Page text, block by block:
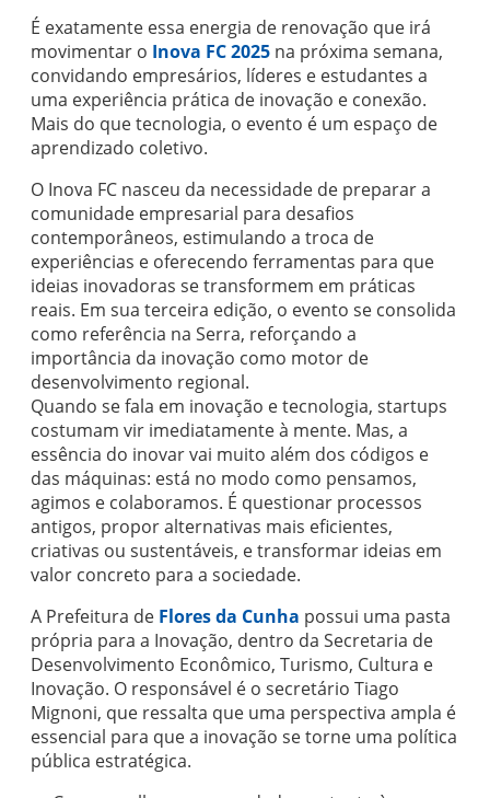
É exatamente essa energia de renovação que irá
movimentar o Inova FC 2025 na próxima semana,
convidando empresários, líderes e estudantes a
uma experiência prática de inovação e conexão.
Mais do que tecnologia, o evento é um espaço de
aprendizado coletivo.
O Inova FC nasceu da necessidade de preparar a
comunidade empresarial para desafios
contemporâneos, estimulando a troca de
experiências e oferecendo ferramentas para que
ideias inovadoras se transformem em práticas
reais. Em sua terceira edição, o evento se consolida
como referência na Serra, reforçando a
importância da inovação como motor de
desenvolvimento regional.
Quando se fala em inovação e tecnologia, startups
costumam vir imediatamente à mente. Mas, a
essência do inovar vai muito além dos códigos e
das máquinas: está no modo como pensamos,
agimos e colaboramos. É questionar processos
antigos, propor alternativas mais eficientes,
criativas ou sustentáveis, e transformar ideias em
valor concreto para a sociedade.
A Prefeitura de Flores da Cunha possui uma pasta
própria para a Inovação, dentro da Secretaria de
Desenvolvimento Econômico, Turismo, Cultura e
Inovação. O responsável é o secretário Tiago
Mignoni, que ressalta que uma perspectiva ampla é
essencial para que a inovação se torne uma política
pública estratégica.